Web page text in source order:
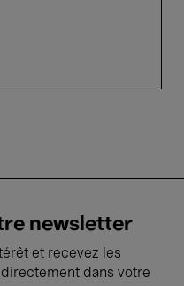
newsletter
et recevez les
dans votre